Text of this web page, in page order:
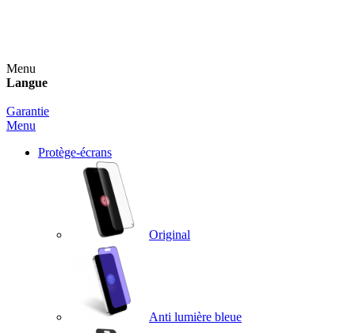
Menu
Langue
Garantie
Menu
Protège-écrans
Original
Anti lumière bleue